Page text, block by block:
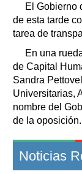
El Gobierno
de esta tarde
tarea de
En una
de Capital
Sandra
Universitarias,
nombre del
de la oposición.
Noticias